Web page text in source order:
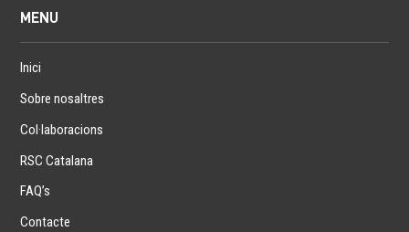
MENU
Inici
Sobre nosaltres
Col·laboracions
RSC Catalana
FAQ’s
Contacte